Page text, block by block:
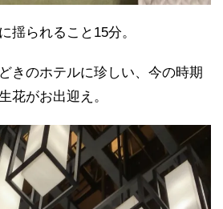
揺られること15分。
きのホテルに珍しい、今の時期
花がお出迎え。